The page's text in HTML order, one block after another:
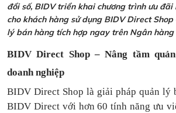
đổi số, BIDV triển khai chương trình ưu
cho khách hàng sử dụng BIDV Direct
lý bán hàng tích hợp ngay trên Ngân hàng
BIDV Direct Shop – Nâng tầm
doanh nghiệp
BIDV Direct Shop là giải pháp quản lý
BIDV Direct với hơn 60 tính năng ưu